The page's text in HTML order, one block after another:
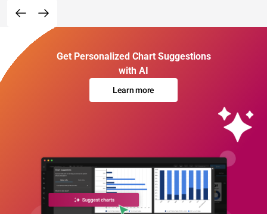
Get Personalized Chart Suggestions
with AI
Learn more